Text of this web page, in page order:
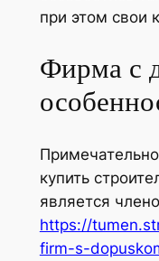
при этом свои
Фирма с
купить
является
https://
firm-s-